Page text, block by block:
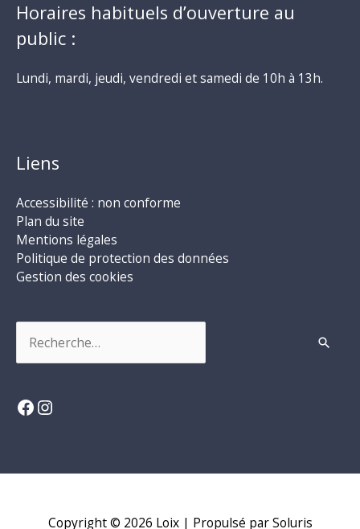
Horaires habituels d’ouverture au
public :
Lundi, mardi, jeudi, vendredi et samedi de 10h à 13h.
Liens
Accessibilité : non conforme
Plan du site
Mentions légales
Politique de protection des données
Gestion des cookies
Facebook
Instagram
Copyright © 2026 Loix| Propulsé par Soluris